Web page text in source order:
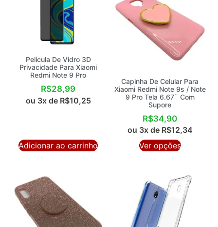
Película De Vidro 3D
Privacidade Para Xiaomi
Redmi Note 9 Pro
R$28,99
ou 3x de R$10,25
Adicionar ao carrinho
Capinha De Celular Para
Xiaomi Redmi Note 9s / Note
9 Pro Tela 6.67¨ Com
Supore
R$34,90
ou 3x de R$12,34
Ver opções